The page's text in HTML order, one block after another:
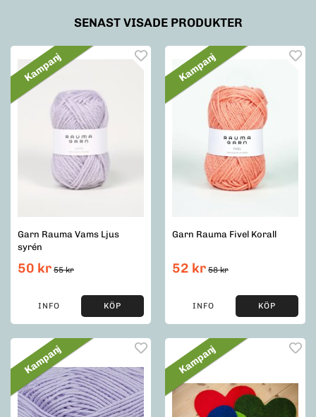
SENAST VISADE PRODUKTER
Kampanj
Garn Rauma Vams Ljus
syrén
50 kr 55 kr
INFO KÖP
Kampanj
Garn Rauma Fivel Korall
52 kr 58 kr
INFO KÖP
Kampanj Kampanj